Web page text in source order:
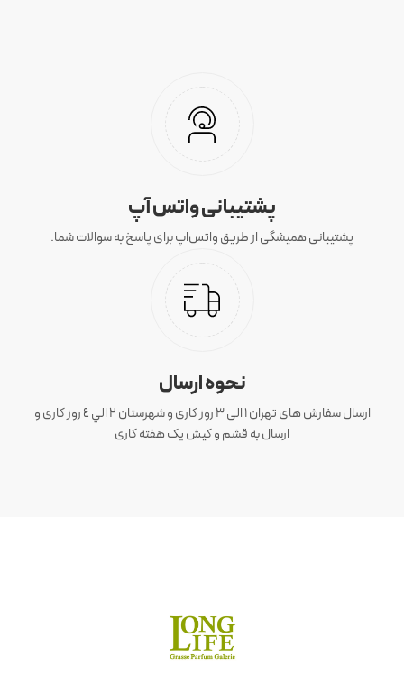
پشتیبانی واتس آپ
پشتیبانی همیشگی از طریق واتس‌اپ برای پاسخ به سوالات شما.
نحوه ارسال
ارسال سفارش های تهران 1 الی 3 روز کاری و شهرستان ٢ الي ٤ روز کاری و
ارسال به قشم و کیش یک هفته کاری